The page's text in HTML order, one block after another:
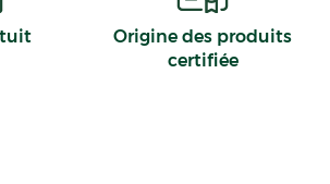
Origine des produits
certifiée